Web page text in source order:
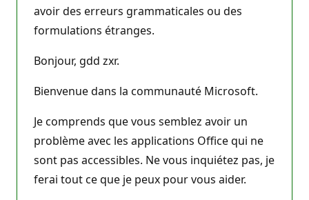
avoir des erreurs grammaticales ou des
formulations étranges.
Bonjour, gdd zxr.
Bienvenue dans la communauté Microsoft.
Je comprends que vous semblez avoir un
problème avec les applications Office qui ne
sont pas accessibles. Ne vous inquiétez pas, je
ferai tout ce que je peux pour vous aider.